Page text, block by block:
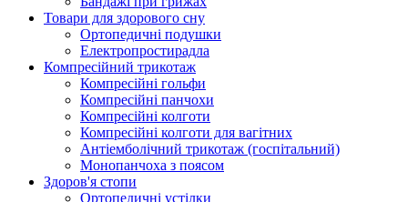
Товари для здорового сну
Ортопедичні подушки
Електропростирадла
Компресійний трикотаж
Компресійні гольфи
Компресійні панчохи
Компресійні колготи
Компресійні колготи для вагітних
Антіемболічний трикотаж (госпітальний)
Монопанчоха з поясом
Здоров'я стопи
Ортопедичні устілки